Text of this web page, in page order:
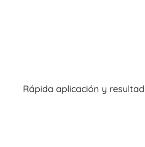
Rápida aplicación y